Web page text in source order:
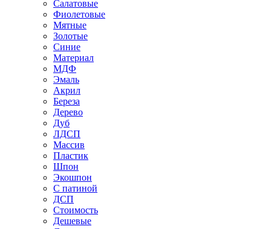
Салатовые
Фиолетовые
Мятные
Золотые
Синие
Материал
МДФ
Эмаль
Акрил
Береза
Дерево
Дуб
ЛДСП
Массив
Пластик
Шпон
Экошпон
С патиной
ДСП
Стоимость
Дешевые